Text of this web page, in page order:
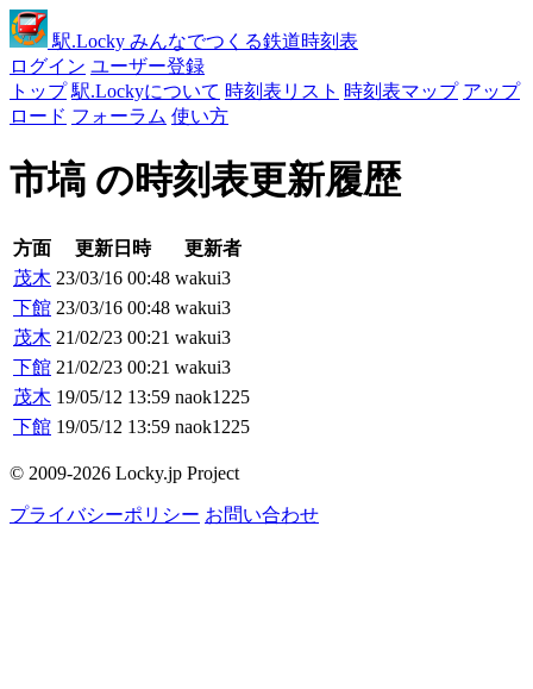
駅.Locky みんなでつくる鉄道時刻表
ログイン ユーザー登録
トップ 駅.Lockyについて 時刻表リスト 時刻表マップ アップ
ロード フォーラム 使い方
市塙 の時刻表更新履歴
方面 更新日時
更新者
茂木 23/03/16 00:48 wakui3
下館 23/03/16 00:48 wakui3
茂木 21/02/23 00:21 wakui3
下館 21/02/23 00:21 wakui3
茂木 19/05/12 13:59 naok1225
下館 19/05/12 13:59 naok1225
© 2009-2026 Locky.jp Project
プライバシーポリシー お問い合わせ